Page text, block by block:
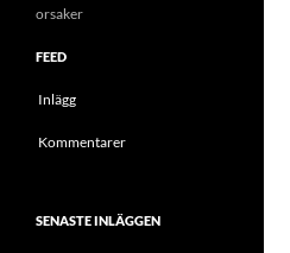
orsaker
FEED
Inlägg
Kommentarer
SENASTE INLÄGGEN